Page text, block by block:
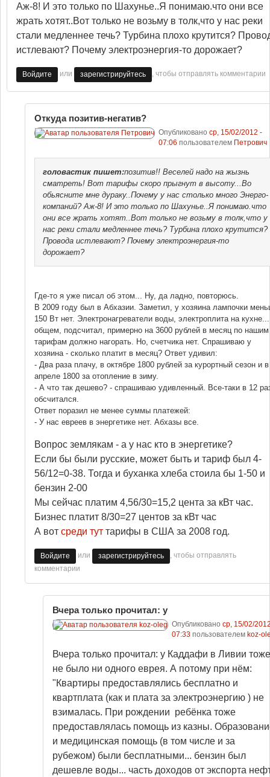
Аж-8! И это только по Шахунье..Я понимаю.что они все
жрать хотят..Вот только не возьму в толк,что у нас реки
стали медленнее течь? Турбина плохо крутится?
истлевают? Почему электроэнергия-то дорожает?
Войдите или зарегистрируйтесь , чтобы отправлять комментарии
Откуда позитив-негатив?
Опубликовано ср, 15/02/2012 -
07:06 пользователем Петрович
головастик пишет:позитив!! Веселей надо на жызнь
сматреть! Вот тарифы скоро прыгнут в высоту...Во
обьясните мне дураку..Почему у нас столько много Энерго-
компаний? Аж-8! И это только по Шахунье..Я понимаю.что
они все жрать хотят..Вот только не возьму в толк,что у
нас реки стали медленнее течь? Турбина плохо крутится?
Провода истлевают? Почему электроэнергия-то
дорожает?
Где-то я уже писал об этом... Ну, да ладно, повторюсь.
В 2009 году был в Абхазии. Заметил, у хозяина лампочки
150 Вт нет. Электронагреватели воды, электроплита на
общем, подсчитал, примерно на 3600 рублей в месяц по нашим
тарифам должно нагорать. Но, счетчика нет. Спрашиваю у
хозяина - сколько платит в месяц? Ответ удивил:
- Два раза плачу, в октябре 1800 рублей за курортный сезон и в
апреле 1800 за отопление в зиму.
- А что так дешево? - спрашиваю удивленный. Все-таки в 12
обсчитался.
Ответ поразил не менее суммы платежей:
- У нас евреев в энергетике нет. Абхазы все.
Вопрос землякам - а у нас кто в энергетике?
Если бы были русские, может быть и тариф был 4-
56/12=0-38. Тогда и буханка хлеба стоила бы 1-50 и
бензин 2-00
Мы сейчас платим 4,56/30=15,2 цента за кВт час.
Бизнес платит 8/30=27 центов за кВт час
А вот среди тут тарифы в США за 2008 год.
Войдите или зарегистрируйтесь
, чтобы отправлять
комментарии
Вчера только прочитал: у
Опубликовано ср, 15/02/
07:33пользователем koz-
Вчера только прочитал: у Каддафи в Ливии тоже
не было ни одного еврея. А потому при нём:
"Квартиры предоставлялись бесплатно и
квартплата (как и плата за электроэнергию ) не
взималась. При рождении ребёнка тоже
предоставлялась помощь из казны.
и медицинская помощь (в том числе и за
рубежом) были бесплатными... бензин был
дешевле воды... часть доходов от экспорта